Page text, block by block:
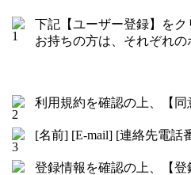
下記【ユーザー登録】を
お持ちの方は、それぞれの
利用規約を確認の上、【同
[名前] [E-mail] [連絡先電話
登録情報を確認の上、【登